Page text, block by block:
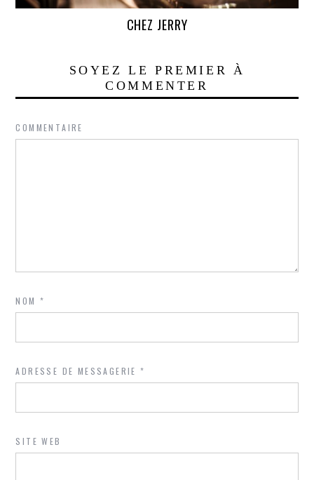
CHEZ JERRY
SOYEZ LE PREMIER À
COMMENTER
COMMENTAIRE
NOM*
ADRESSE DE MESSAGERIE*
SITE WEB